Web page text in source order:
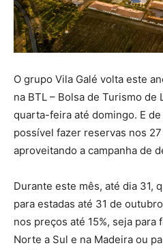
O grupo Vila Galé volta este
na BTL – Bolsa de Turismo
quarta-feira até domingo. E de
possível fazer reservas nos
aproveitando a campanha de
Durante este mês, até dia 31,
para estadas até 31 de
nos preços até 15%, seja para
Norte a Sul e na Madeira ou